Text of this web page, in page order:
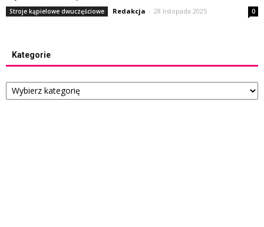
Stroje kąpielowe dwuczęściowe Redakcja - 28 listopada 2025 0
Kategorie
Kategorie